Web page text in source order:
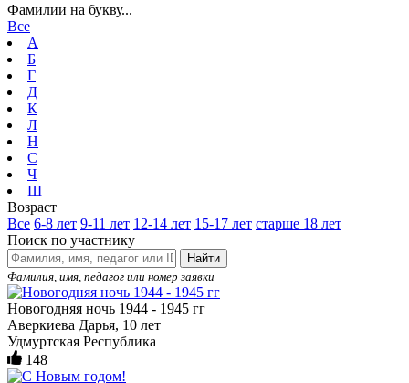
Фамилии на букву...
Все
А
Б
Г
Д
К
Л
Н
С
Ч
Ш
Возраст
Все 6-8 лет 9-11 лет 12-14 лет 15-17 лет старше 18 лет
Поиск по участнику
Найти
Фамилия, имя, педагог или номер заявки
Новогодняя ночь 1944 - 1945 гг
Аверкиева Дарья, 10 лет
Удмуртская Республика
148